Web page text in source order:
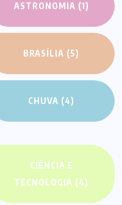
ASTRONOMIA (1)
BRASÍLIA (5)
CHUVA (4)
CIÊNCIA E
TECNOLOGIA (4)